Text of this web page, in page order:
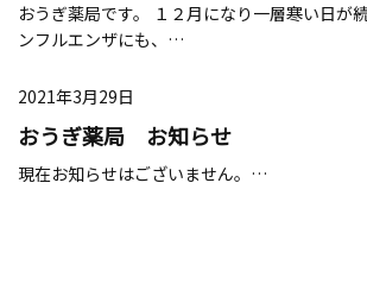
おうぎ薬局です。 １２月になり一層寒い日が
ンフルエンザにも、…
2021年3月29日
おうぎ薬局 お知らせ
現在お知らせはございません。…